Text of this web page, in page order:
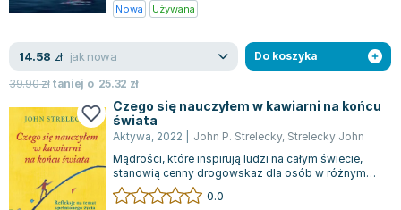
Maria Seweryn
Eric Helms
Anna Prus (oprac.)
Nela Mała Reporterka
Agnieszka Maciąg
Barbara Wrzesińska
Terry Pratchett
Virginia Woolf
Nowa
Używana
14.58 zł jak nowa
39.90złtaniej o 25.32 zł
Do koszyka
Czego się nauczyłem w kawiarni na końcu
świata
Aktywa, 2022 John P. Strelecky, Strelecky John
Mądrości, które inspirują ludzi na całym świecie,
stanowią cenny drogowskaz dla osób w różnym
wieku. John Strelecky, autor światow...
0.0